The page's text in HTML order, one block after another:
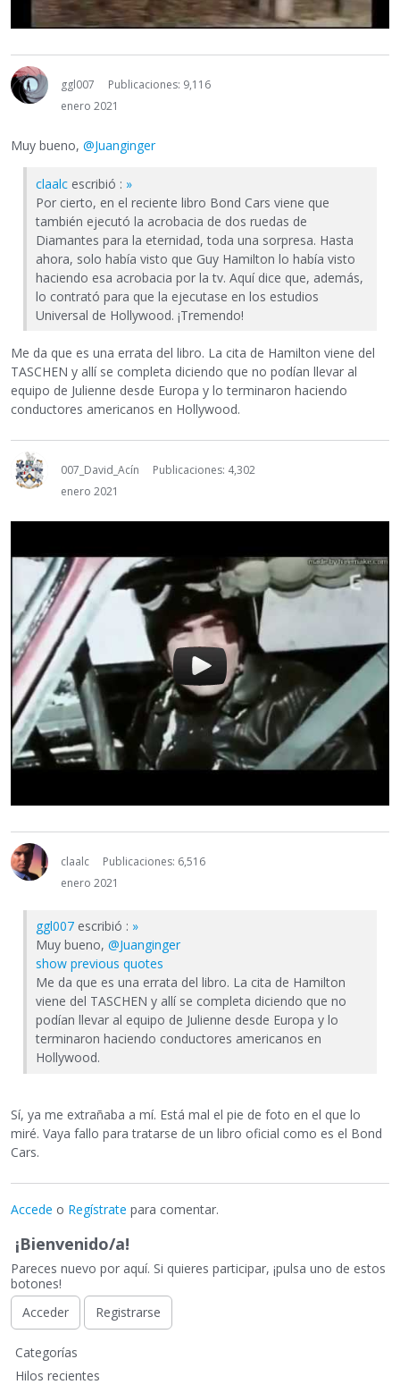
ggl007
Publicaciones: 9,116
enero 2021
Muy bueno, @Juanginger
claalc escribió : »
Por cierto, en el reciente libro Bond Cars viene que
también ejecutó la acrobacia de dos ruedas de
Diamantes para la eternidad, toda una sorpresa. Hasta
ahora, solo había visto que Guy Hamilton lo había visto
haciendo esa acrobacia por la tv. Aquí dice que, además,
lo contrató para que la ejecutase en los estudios
Universal de Hollywood. ¡Tremendo!
Me da que es una errata del libro. La cita de Hamilton viene del
TASCHEN y allí se completa diciendo que no podían llevar al
equipo de Julienne desde Europa y lo terminaron haciendo
conductores americanos en Hollywood.
007_David_Acín
Publicaciones: 4,302
enero 2021
claalc
Publicaciones: 6,516
enero 2021
ggl007 escribió : »
Muy bueno, @Juanginger
show previous quotes
Me da que es una errata del libro. La cita de Hamilton
viene del TASCHEN y allí se completa diciendo que no
podían llevar al equipo de Julienne desde Europa y lo
terminaron haciendo conductores americanos en
Hollywood.
Sí, ya me extrañaba a mí. Está mal el pie de foto en el que lo
miré. Vaya fallo para tratarse de un libro oficial como es el Bond
Cars.
Accede o Regístrate para comentar.
¡Bienvenido/a!
Pareces nuevo por aquí. Si quieres participar, ¡pulsa uno de estos
botones!
Acceder
Registrarse
E
n
Categorías
Hilos recientes